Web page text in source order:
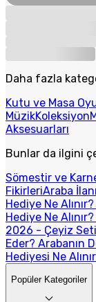
Daha fazla
Kutu ve Masa
MüzikKoleksiyon
Aksesuarları
Bunlar da ilgini
Sömestir ve
FikirleriAraba
Hediye Ne
Hediye Ne
2026 - Çeyiz
Eder? Arabanın
Hediyesi Ne
Popüler Kategoriler